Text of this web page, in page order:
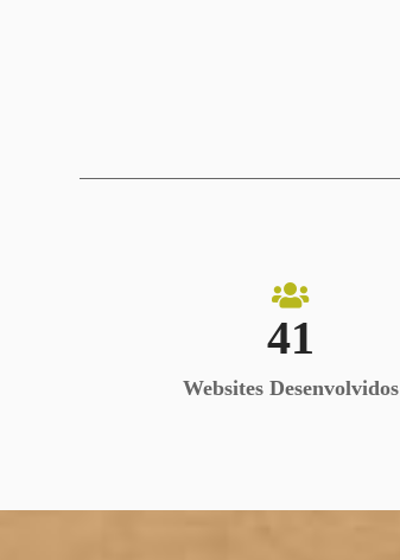
Websites Desenvolvidos
41